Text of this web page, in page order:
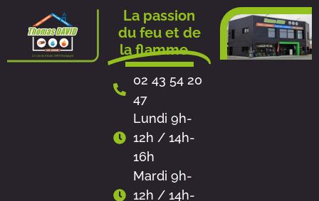
contenu
La passion
du feu et de
la flamme...
02 43 54 20
47
Lundi 9h-
12h / 14h-
16h
Mardi 9h-
12h / 14h-